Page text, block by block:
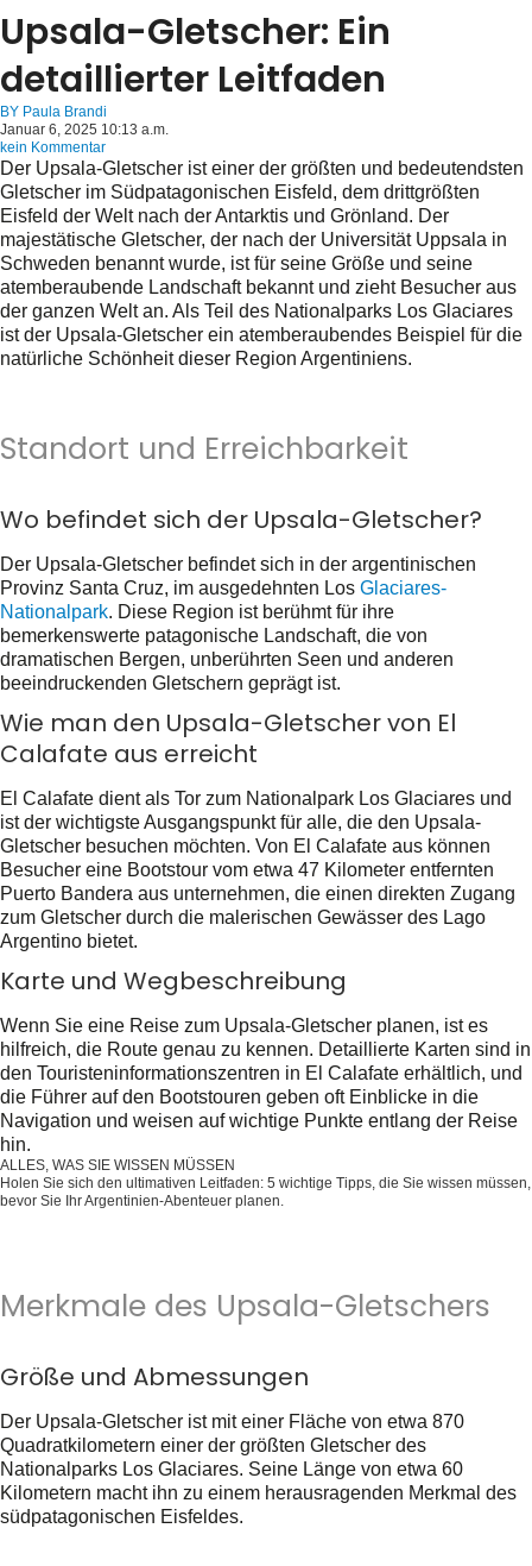
Upsala-Gletscher: Ein
detaillierter Leitfaden
BY Paula Brandi
Januar 6, 2025 10:13 a.m.
kein Kommentar
Der Upsala-Gletscher ist einer der größten und bedeutendsten
Gletscher im Südpatagonischen Eisfeld, dem drittgrößten
Eisfeld der Welt nach der Antarktis und Grönland. Der
majestätische Gletscher, der nach der Universität Uppsala in
Schweden benannt wurde, ist für seine Größe und seine
atemberaubende Landschaft bekannt und zieht Besucher aus
der ganzen Welt an. Als Teil des Nationalparks Los Glaciares
ist der Upsala-Gletscher ein atemberaubendes Beispiel für die
natürliche Schönheit dieser Region Argentiniens.
Standort und Erreichbarkeit
Wo befindet sich der Upsala-Gletscher?
Der Upsala-Gletscher befindet sich in der argentinischen
Provinz Santa Cruz, im ausgedehnten Los Glaciares-
Nationalpark. Diese Region ist berühmt für ihre
bemerkenswerte patagonische Landschaft, die von
dramatischen Bergen, unberührten Seen und anderen
beeindruckenden Gletschern geprägt ist.
Wie man den Upsala-Gletscher von El
Calafate aus erreicht
El Calafate dient als Tor zum Nationalpark Los Glaciares und
ist der wichtigste Ausgangspunkt für alle, die den Upsala-
Gletscher besuchen möchten. Von El Calafate aus können
Besucher eine Bootstour vom etwa 47 Kilometer entfernten
Puerto Bandera aus unternehmen, die einen direkten Zugang
zum Gletscher durch die malerischen Gewässer des Lago
Argentino bietet.
Karte und Wegbeschreibung
Wenn Sie eine Reise zum Upsala-Gletscher planen, ist es
hilfreich, die Route genau zu kennen. Detaillierte Karten sind in
den Touristeninformationszentren in El Calafate erhältlich, und
die Führer auf den Bootstouren geben oft Einblicke in die
Navigation und weisen auf wichtige Punkte entlang der Reise
hin.
ALLES, WAS SIE WISSEN MÜSSEN
Holen Sie sich den ultimativen Leitfaden: 5 wichtige Tipps, die Sie wissen müssen,
bevor Sie Ihr Argentinien-Abenteuer planen.
Merkmale des Upsala-Gletschers
Größe und Abmessungen
Der Upsala-Gletscher ist mit einer Fläche von etwa 870
Quadratkilometern einer der größten Gletscher des
Nationalparks Los Glaciares. Seine Länge von etwa 60
Kilometern macht ihn zu einem herausragenden Merkmal des
südpatagonischen Eisfeldes.